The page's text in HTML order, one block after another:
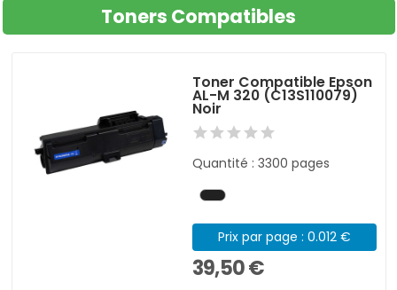
Toners Compatibles
Toner Compatible Epson
AL-M 320 (C13S110079)
Noir
Quantité : 3300 pages
Prix par page : 0.012 €
39,50 €